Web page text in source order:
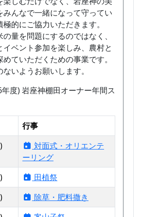
みんなで一緒になって守ってい
極的にご協力いただきます。
量を問題にするのではなく、
イベント参加を楽しみ、農村と
ていただくための事業です。
いようお願いします。
度) 岩座神棚田オーナー年間ス
行事
対面式・オリエンテ
ーリング
田植祭
除草・肥料撒き